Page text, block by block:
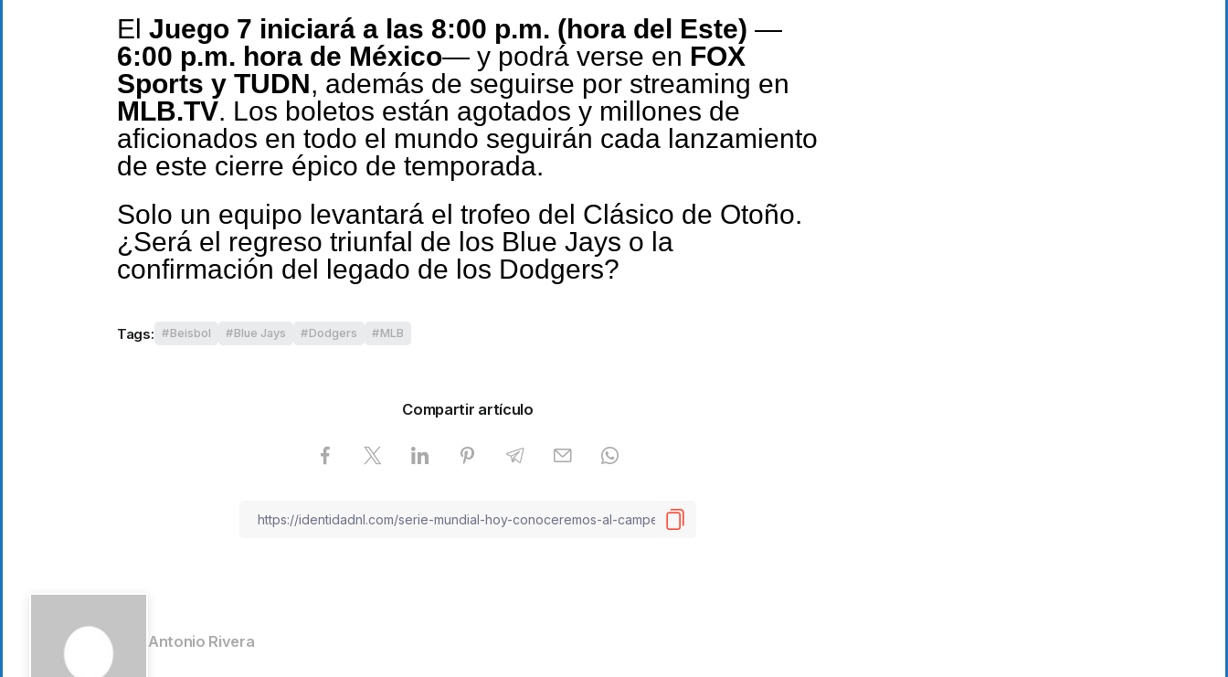
El Juego 7 iniciará a las 8:00 p.m. (hora del Este) —
6:00 p.m. hora de México— y podrá verse en FOX
Sports y TUDN, además de seguirse por streaming en
MLB.TV. Los boletos están agotados y millones de
aficionados en todo el mundo seguirán cada lanzamiento
de este cierre épico de temporada.
Solo un equipo levantará el trofeo del Clásico de Otoño.
¿Será el regreso triunfal de los Blue Jays o la
confirmación del legado de los Dodgers?
Tags: Beisbol Blue Jays Dodgers MLB
Compartir artículo
Antonio Rivera